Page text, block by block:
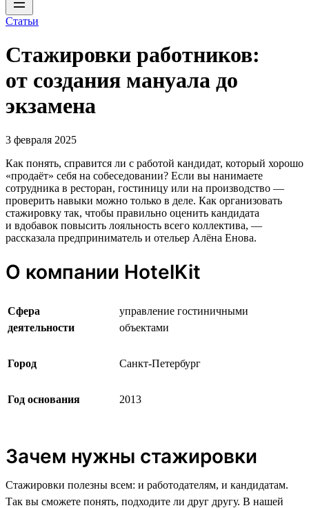
Статьи
Стажировки работников:
от создания мануала до
экзамена
3 февраля 2025
Как понять, справится ли с работой кандидат, который хорошо
«продаёт» себя на собеседовании? Если вы нанимаете
сотрудника в ресторан, гостиницу или на производство —
проверить навыки можно только в деле. Как организовать
стажировку так, чтобы правильно оценить кандидата
и вдобавок повысить лояльность всего коллектива, —
рассказала предприниматель и отельер Алёна Енова.
О компании HotelKit
Сфера
деятельности
управление гостиничными
объектами
Город Санкт-Петербург
Год основания 2013
Зачем нужны стажировки
Стажировки полезны всем: и работодателям, и кандидатам.
Так вы сможете понять, подходите ли друг другу. В нашей